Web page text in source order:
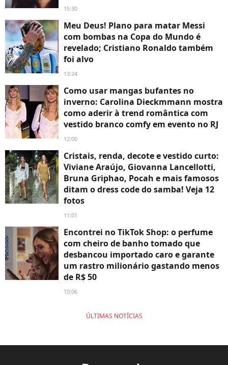
15:30
Meu Deus! Plano para matar Messi
com bombas na Copa do Mundo é
revelado; Cristiano Ronaldo também
foi alvo
13:24
Como usar mangas bufantes no
inverno: Carolina Dieckmmann mostra
como aderir à trend romântica com
vestido branco comfy em evento no RJ
12:00
Cristais, renda, decote e vestido curto:
Viviane Araújo, Giovanna Lancellotti,
Bruna Griphao, Pocah e mais famosos
ditam o dress code do samba! Veja 12
fotos
11:01
Encontrei no TikTok Shop: o perfume
com cheiro de banho tomado que
desbancou importado caro e garante
um rastro milionário gastando menos
de R$ 50
10:06
ÚLTIMAS NOTÍCIAS